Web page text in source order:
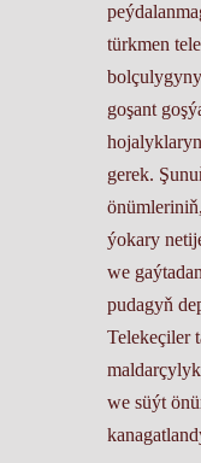
türkmen
goşant
gerek.
ýokary
we
pudagyň
Telekeçiler
we süýt